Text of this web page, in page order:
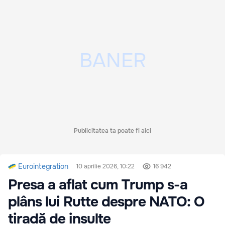
Publicitatea ta poate fi aici
Eurointegration 10 aprilie 2026, 10:22 16 942
Presa a aflat cum Trump s-a
plâns lui Rutte despre NATO: O
tiradă de insulte